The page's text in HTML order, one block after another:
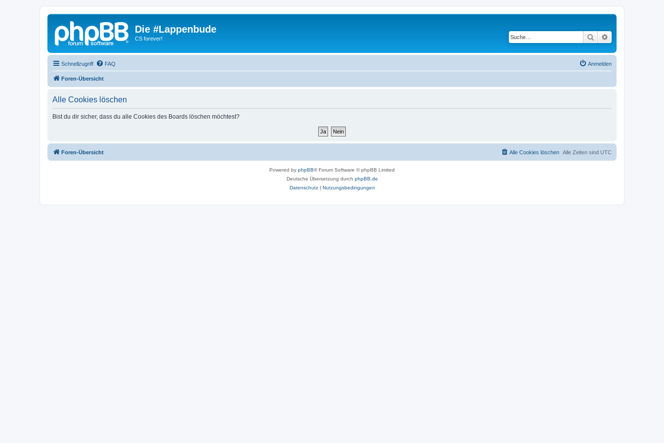
Die #Lappenbude
CS forever! Suche
Schnellzugriff FAQ Anmelden
Foren-Übersicht
Alle Cookies löschen
Bist du dir sicher, dass du alle Cookies des Boards löschen möchtest?
Foren-Übersicht Alle Zeiten sind UTC
Alle Cookies löschen
Powered by phpBB® Forum Software © phpBB Limited
Deutsche Übersetzung durch phpBB.de
Datenschutz| Nutzungsbedingungen